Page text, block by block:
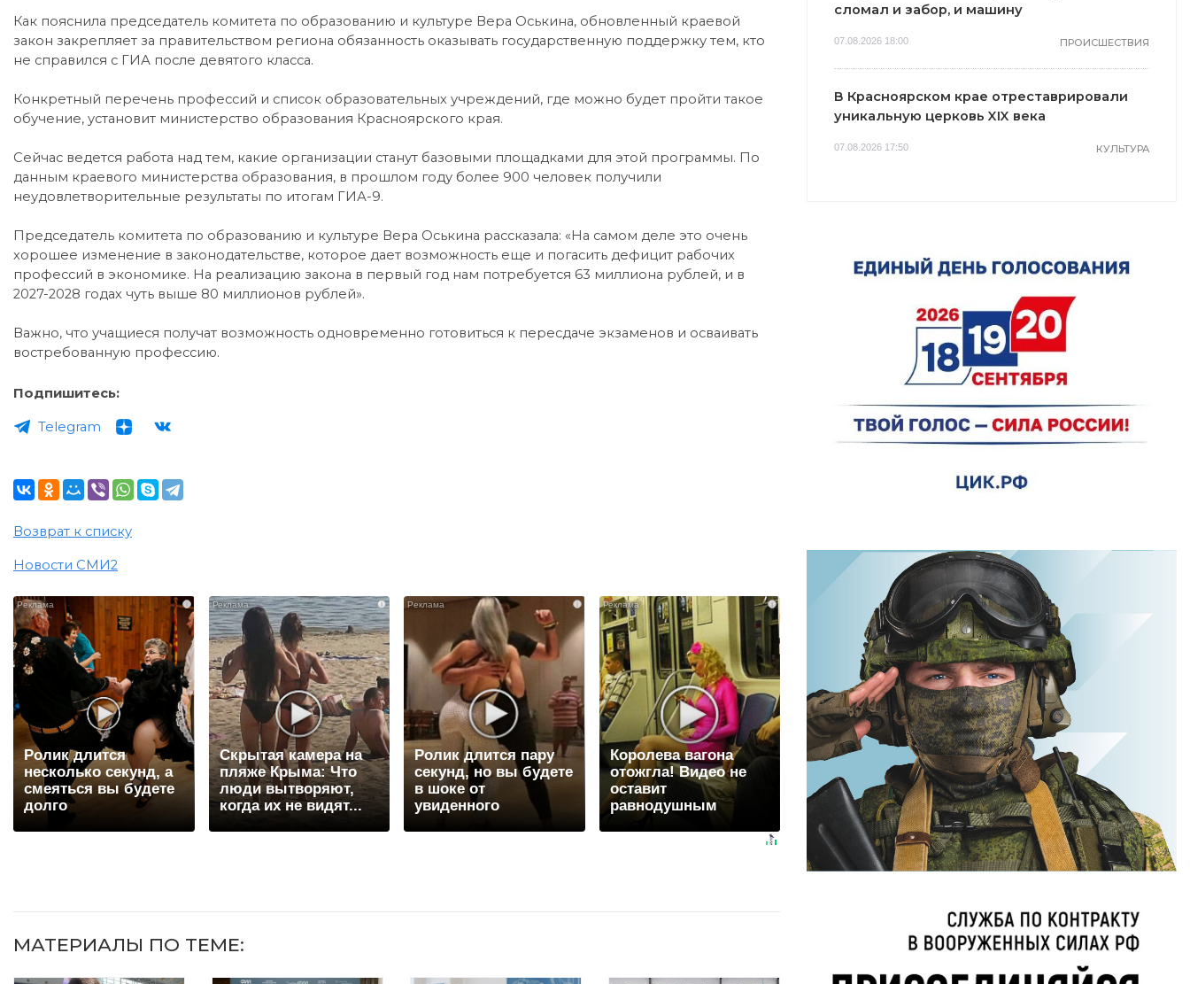
Как пояснила председатель комитета по образованию и культуре Вера Оськина, обновленный краевой
закон закрепляет за правительством региона обязанность оказывать государственную поддержку тем, кто
не справился с ГИА после девятого класса.
Конкретный перечень профессий и список образовательных учреждений, где можно будет пройти такое
обучение, установит министерство образования Красноярского края.
Сейчас ведется работа над тем, какие организации станут базовыми площадками для этой программы. По
данным краевого министерства образования, в прошлом году более 900 человек получили
неудовлетворительные результаты по итогам ГИА-9.
Председатель комитета по образованию и культуре Вера Оськина рассказала: «На самом деле это очень
хорошее изменение в законодательстве, которое дает возможность еще и погасить дефицит рабочих
профессий в экономике. На реализацию закона в первый год нам потребуется 63 миллиона рублей, и в
2027-2028 годах чуть выше 80 миллионов рублей».
Важно, что учащиеся получат возможность одновременно готовиться к пересдаче экзаменов и осваивать
востребованную профессию.
Подпишитесь:
Telegram
Возврат к списку
Новости СМИ2
i
Ролик длится
несколько секунд, а
смеяться вы будете
долго
i
Скрытая камера на
пляже Крыма: Что
люди вытворяют,
когда их не видят...
i
Ролик длится пару
секунд, но вы будете
в шоке от
увиденного
i
Королева вагона
отожгла! Видео не
оставит
равнодушным
МАТЕРИАЛЫ ПО ТЕМЕ:
сломал и забор, и машину
07.08.2026 18:00 ПРОИСШЕСТВИЯ
В Красноярском крае отреставрировали
уникальную церковь XIX века
07.08.2026 17:50 КУЛЬТУРА